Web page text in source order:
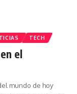
TECH
el
mundo de hoy